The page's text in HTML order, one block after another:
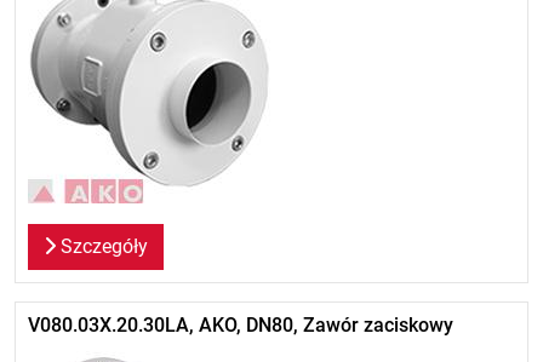
Szczegóły
V080.03X.20.30LA, AKO, DN80, Zawór zaciskowy